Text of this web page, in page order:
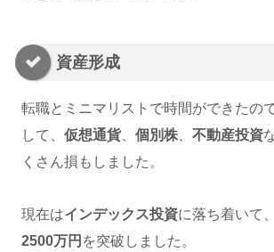
資産形成
転職とミニマリストで時間ができたので
して、 仮想通貨、 個別株 不動産投資
くさん損もしました。
現在はインデックス投資に落ち着いて
2500万円 を突破しました。